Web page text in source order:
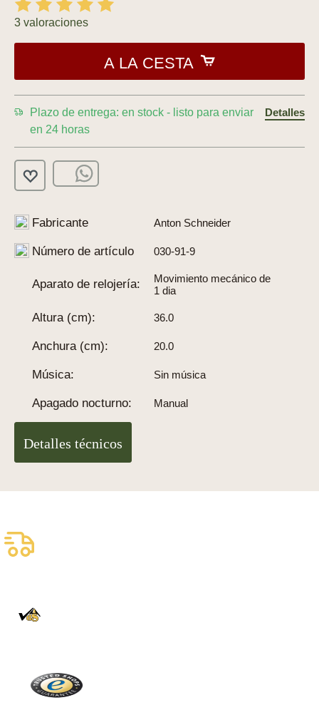
3 valoraciones
A LA CESTA
Plazo de entrega: en stock - listo para enviar
en 24 horas
Detalles
Fabricante Anton Schneider
Número de artículo 030-91-9
Aparato de relojería:
Movimiento mecánico de
1 dia
Altura (cm): 36.0
Anchura (cm): 20.0
Música: Sin música
Apagado nocturno: Manual
Detalles técnicos